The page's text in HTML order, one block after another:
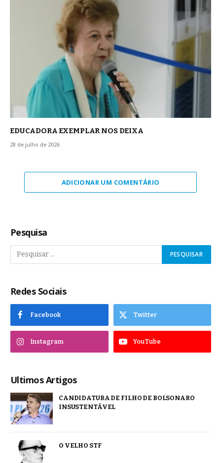
EDUCADORA EXEMPLAR NOS DEIXA
28 de julho de 2026
ADICIONAR UM COMENTÁRIO
Pesquisa
Redes Sociais
Facebook Twitter
Instagram YouTube
Ultimos Artigos
CANDIDATURA DE FILHO DE BOLSONARO
INSUSTENTÁVEL
O VELHO STF